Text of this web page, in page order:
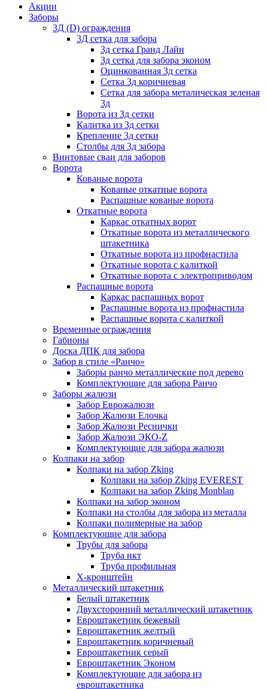
Акции
Заборы
3Д (D) ограждения
3Д сетка для забора
3д сетка Гранд Лайн
3д сетка для забора эконом
Оцинкованная 3д сетка
Сетка 3д коричневая
Сетка для забора металическая зеленая
3д
Ворота из 3д сетки
Калитка из 3д сетки
Крепление 3д сетки
Столбы для 3д забора
Винтовые сваи для заборов
Ворота
Кованые ворота
Кованые откатные ворота
Распашные кованые ворота
Откатные ворота
Каркас откатных ворот
Откатные ворота из металлического
штакетника
Откатные ворота из профнастила
Откатные ворота с калиткой
Откатные ворота с электроприводом
Распашные ворота
Каркас распашных ворот
Распашные ворота из профнастила
Распашные ворота с калиткой
Временные ограждения
Габионы
Доска ДПК для забора
Забор в стиле «Ранчо»
Заборы ранчо металлические под дерево
Комплектующие для забора Ранчо
Заборы жалюзи
Забор Еврожалюзи
Забор Жалюзи Елочка
Забор Жалюзи Реснички
Забор Жалюзи ЭКО-Z
Комплектующие для забора жалюзи
Колпаки на забор
Колпаки на забор Zking
Колпаки на забор Zking EVEREST
Колпаки на забор Zking Monblan
Колпаки на забор эконом
Колпаки на столбы для забора из металла
Колпаки полимерные на забор
Комплектующие для забора
Трубы для забора
Труба нкт
Труба профильная
Х-кронштейн
Металлический штакетник
Белый штакетник
Двухсторонний металлический штакетник
Евроштакетник бежевый
Евроштакетник желтый
Евроштакетник коричневый
Евроштакетник серый
Евроштакетник Эконом
Комплектующие для забора из
евроштакетника